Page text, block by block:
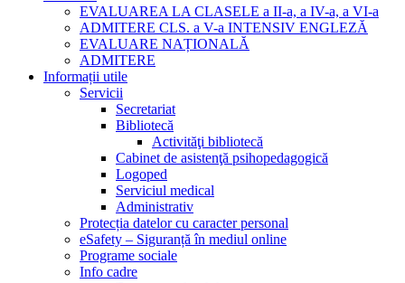
EVALUAREA LA CLASELE a II-a, a IV-a, a VI-a
ADMITERE CLS. a V-a INTENSIV ENGLEZĂ
EVALUARE NAȚIONALĂ
ADMITERE
Informații utile
Servicii
Secretariat
Bibliotecă
Activităţi bibliotecă
Cabinet de asistenţă psihopedagogică
Logoped
Serviciul medical
Administrativ
Protecția datelor cu caracter personal
eSafety – Siguranță în mediul online
Programe sociale
Info cadre